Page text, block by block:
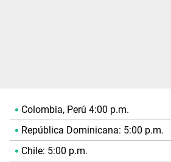
Colombia, Perú 4:00 p.m.
República Dominicana: 5:00 p.m.
Chile: 5:00 p.m.